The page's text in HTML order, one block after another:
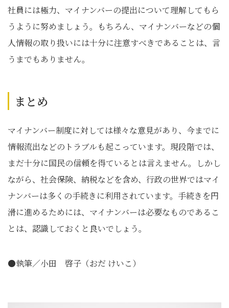
社員には極力、マイナンバーの提出について理解してもら
うように努めましょう。もちろん、マイナンバーなどの個
人情報の取り扱いには十分に注意すべきであることは、言
うまでもありません。
まとめ
マイナンバー制度に対しては様々な意見があり、今までに
情報流出などのトラブルも起こっています。現段階では、
まだ十分に国民の信頼を得ているとは言えません。しかし
ながら、社会保険、納税などを含め、行政の世界ではマイ
ナンバーは多くの手続きに利用されています。手続きを円
滑に進めるためには、マイナンバーは必要なものであるこ
とは、認識しておくと良いでしょう。
●執筆／小田 啓子（おだ けいこ）